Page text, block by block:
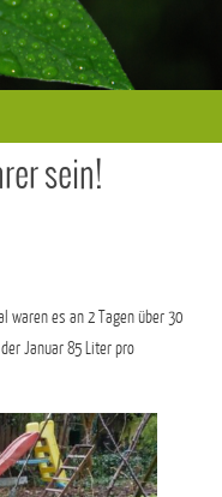
sein!
waren es an 2 Tagen über 30
Januar 85 Liter pro